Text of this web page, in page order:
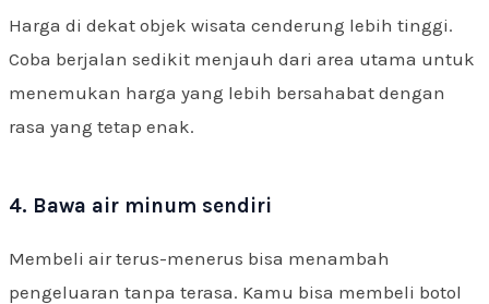
Harga di dekat objek wisata cenderung lebih tinggi.
Coba berjalan sedikit menjauh dari area utama untuk
menemukan harga yang lebih bersahabat dengan
rasa yang tetap enak.
4. Bawa air minum sendiri
Membeli air terus-menerus bisa menambah
pengeluaran tanpa terasa. Kamu bisa membeli botol